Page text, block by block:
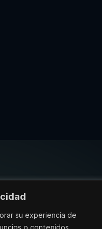
su experiencia de
o contenidos